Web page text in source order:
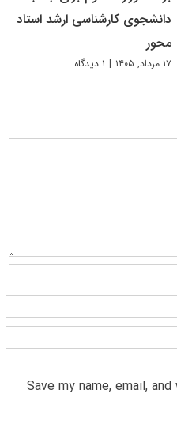
دانشجوی کارشناسی ارشد استاد
محور
۱۷ مرداد, ۱۴۰۵ | ۱ دیدگاه
Save my name, email,